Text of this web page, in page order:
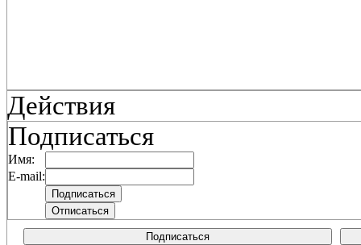
Действия
Подписаться
Имя:
E-mail:
Подписаться